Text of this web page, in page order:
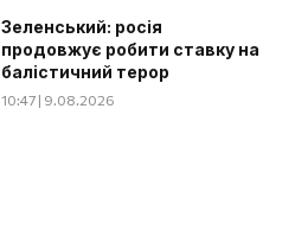
Зеленський: росія
продовжує робити ставку на
балістичний терор
10:47 | 9.08.2026